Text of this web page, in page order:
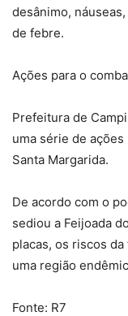
desânimo,
de febre.
Ações para o
Prefeitura de
uma série de
Santa Margarida.
De acordo com o
sediou a Feijoada
placas, os riscos
uma região
Fonte: R7